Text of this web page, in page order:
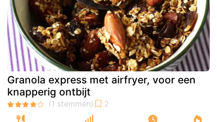
Granola express met airfryer, voor een
knapperig ontbijt